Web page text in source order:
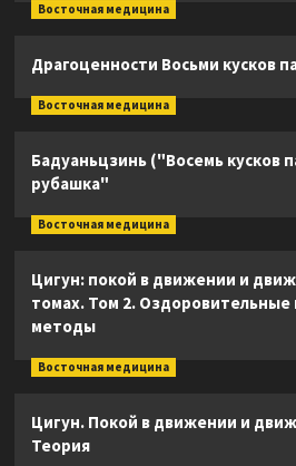
Восточная медицина
Драгоценности Восьми кусков
Восточная медицина
Бадуаньцзинь ("Восемь кусков
рубашка"
Восточная медицина
Цигун: покой в движении и
томах. Том 2.
методы
Восточная медицина
Цигун. Покой в движении и
Теория